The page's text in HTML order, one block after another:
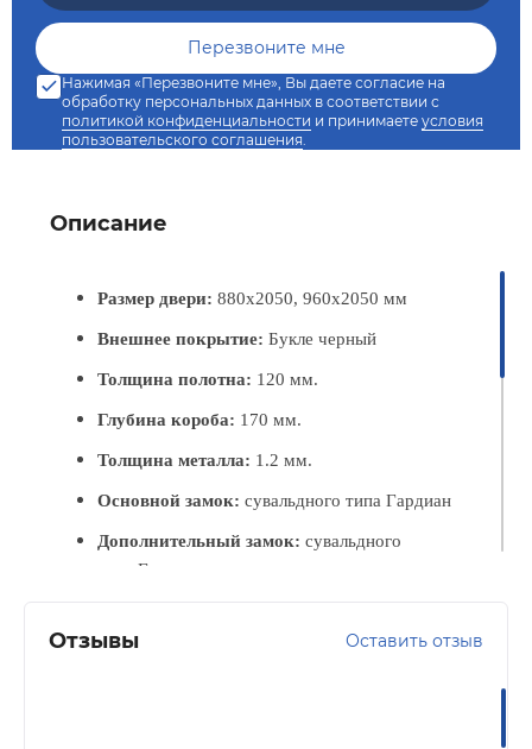
Нажимая «Перезвоните мне», Вы даете согласие на
обработку персональных данных в соответствии с
политикой конфиденциальности и принимаете условия
пользовательского соглашения
Описание
Размер двери: 880х2050, 960х2050 мм
Внешнее покрытие: Букле черный
Толщина полотна: 120 мм.
Глубина короба: 170 мм.
Толщина металла: 1.2 мм.
Основной замок: сувальдного типа Гардиан
Дополнительный замок: сувальдного
типа Гардиан
мм с фрезерованным рисунком
Отзывы Оставить отзыв